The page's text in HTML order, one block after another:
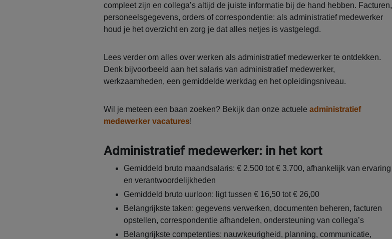
compleet zijn en collega’s altijd de juiste informatie bij de hand hebben. Facturen,
personeelsgegevens, orders of correspondentie: als administratief medewerker
houd je het overzicht en zorg je dat alles netjes is vastgelegd.
Lees verder om alles over werken als administratief medewerker te ontdekken.
Denk bijvoorbeeld aan het salaris van administratief medewerker,
werkzaamheden, een gemiddelde werkdag en het opleidingsniveau.
Wil je meteen een baan zoeken? Bekijk dan onze actuele administratief
medewerker vacatures!
Administratief medewerker: in het kort
Gemiddeld bruto maandsalaris: € 2.500 tot € 3.700, afhankelijk van ervaring
en verantwoordelijkheden
Gemiddeld bruto uurloon: ligt tussen € 16,50 tot € 26,00
Belangrijkste taken: gegevens verwerken, documenten beheren, facturen
opstellen, correspondentie afhandelen, ondersteuning van collega’s
Belangrijkste competenties: nauwkeurigheid, planning, communicatie,